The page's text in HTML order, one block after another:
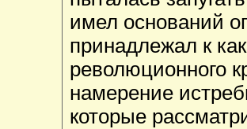
имел оснований
принадлежал к
революционного
намерение
которые